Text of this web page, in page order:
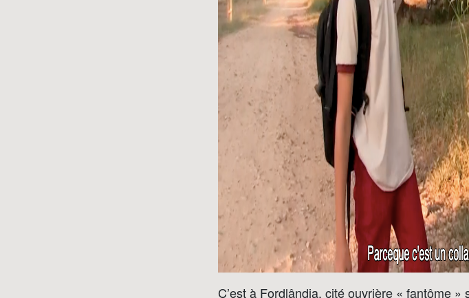
C’est à Fordlândia, cité ouvrière « fantôme